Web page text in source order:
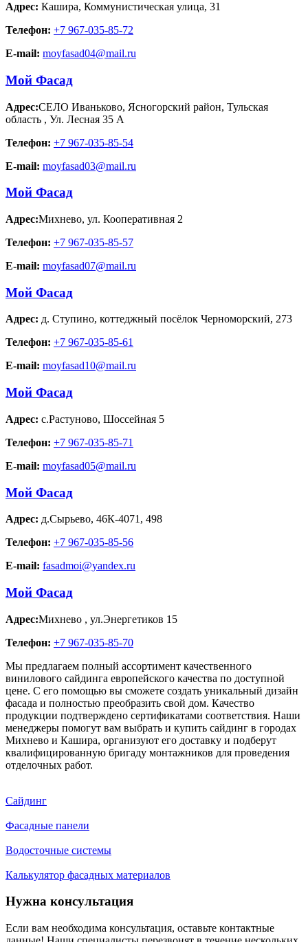
Адрес: Кашира, Коммунистическая улица, 31
Телефон: +7 967-035-85-72
E-mail: moyfasad04@mail.ru
Мой Фасад
Адрес:СЕЛО Иваньково, Ясногорский район, Тульская
область , Ул. Лесная 35 А
Телефон: +7 967-035-85-54
E-mail: moyfasad03@mail.ru
Мой Фасад
Адрес:Михнево, ул. Кооперативная 2
Телефон: +7 967-035-85-57
E-mail: moyfasad07@mail.ru
Мой Фасад
Адрес: д. Ступино, коттеджный посёлок Черноморский, 273
Телефон: +7 967-035-85-61
E-mail: moyfasad10@mail.ru
Мой Фасад
Адрес: с.Растуново, Шоссейная 5
Телефон: +7 967-035-85-71
E-mail: moyfasad05@mail.ru
Мой Фасад
Адрес: д.Сырьево, 46К-4071, 498
Телефон: +7 967-035-85-56
E-mail: fasadmoi@yandex.ru
Мой Фасад
Адрес:Михнево , ул.Энергетиков 15
Телефон: +7 967-035-85-70
Мы предлагаем полный ассортимент качественного
винилового сайдинга европейского качества по доступной
цене. С его помощью вы сможете создать уникальный дизайн
фасада и полностью преобразить свой дом. Качество
продукции подтверждено сертификатами соответствия. Наши
менеджеры помогут вам выбрать и купить сайдинг в городах
Михнево и Кашира, организуют его доставку и подберут
квалифицированную бригаду монтажников для проведения
отделочных работ.
Сайдинг
Фасадные панели
Водосточные системы
Калькулятор фасадных материалов
Нужна консультация
Если вам необходима консультация, оставьте контактные